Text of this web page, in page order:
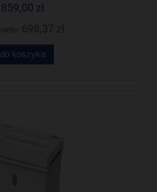
859,00 zł
do koszyka